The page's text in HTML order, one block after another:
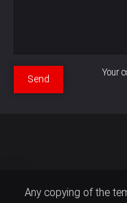
Your
Send
Any copying of the